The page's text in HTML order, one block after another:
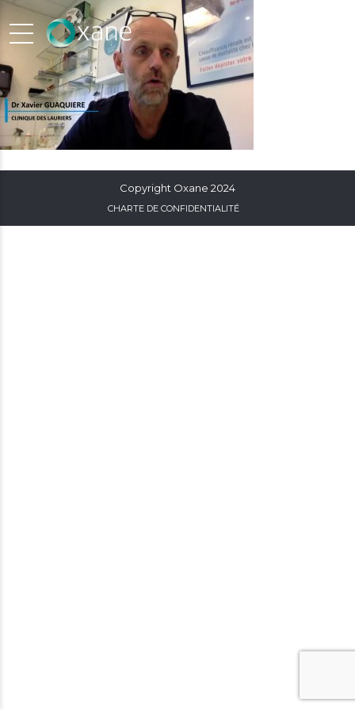
Copyright Oxane 2024
CHARTE DE CONFIDENTIALITÉ